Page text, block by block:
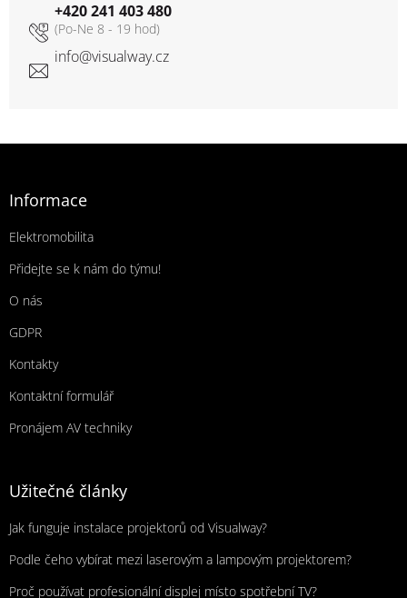
info@visualway.cz
+420 241 403 480
Informace
Elektromobilita
Přidejte se k nám do týmu!
O nás
GDPR
Kontakty
Kontaktní formulář
Pronájem AV techniky
Užitečné články
Jak funguje instalace projektorů od Visualway?
Podle čeho vybírat mezi laserovým a lampovým projektorem?
Proč používat profesionální displej místo spotřební TV?